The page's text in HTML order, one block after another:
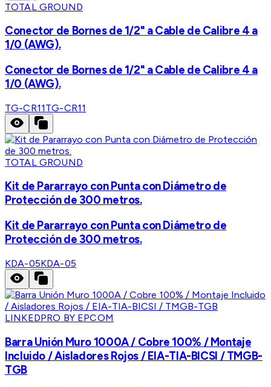
TOTAL GROUND
Conector de Bornes de 1/2" a Cable de Calibre 4 a
1/0 (AWG).
Conector de Bornes de 1/2" a Cable de Calibre 4 a
1/0 (AWG).
TG-CR11TG-CR11
TOTAL GROUND
Kit de Pararrayo con Punta con Diámetro de
Protección de 300 metros.
Kit de Pararrayo con Punta con Diámetro de
Protección de 300 metros.
KDA-05KDA-05
LINKEDPRO BY EPCOM
Barra Unión Muro 1000A / Cobre 100% / Montaje
Incluido / Aisladores Rojos / EIA-TIA-BICSI / TMGB-
TGB